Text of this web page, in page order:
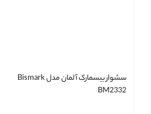
سشوار بیسمارک آلمان مدل Bismark
BM2332